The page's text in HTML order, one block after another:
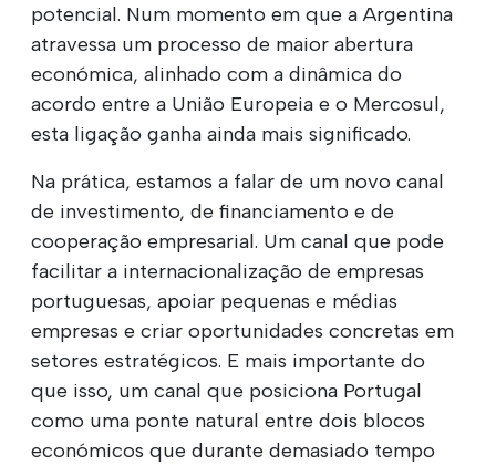
potencial. Num momento em que a Argentina
atravessa um processo de maior abertura
económica, alinhado com a dinâmica do
acordo entre a União Europeia e o Mercosul,
esta ligação ganha ainda mais significado.
Na prática, estamos a falar de um novo canal
de investimento, de financiamento e de
cooperação empresarial. Um canal que pode
facilitar a internacionalização de empresas
portuguesas, apoiar pequenas e médias
empresas e criar oportunidades concretas em
setores estratégicos. E mais importante do
que isso, um canal que posiciona Portugal
como uma ponte natural entre dois blocos
económicos que durante demasiado tempo